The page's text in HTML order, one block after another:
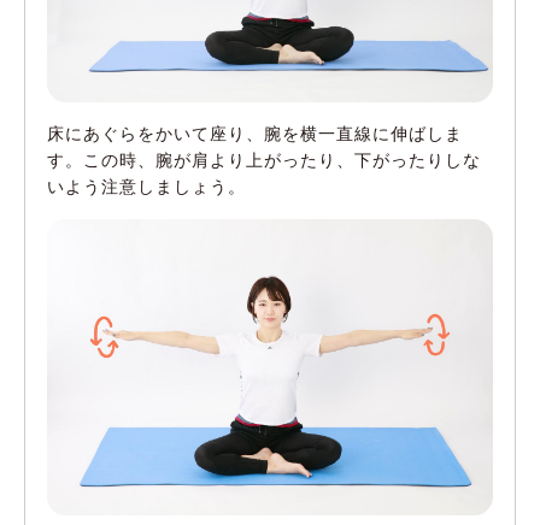
床にあぐらをかいて座り、腕を横一直線に伸ばしま
す。この時、腕が肩より上がったり、下がったりしな
いよう注意しましょう。